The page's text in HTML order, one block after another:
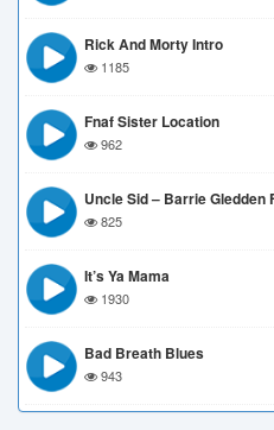
Rick And Morty Intro
1185
Fnaf Sister Location
962
Uncle Sid – Barrie Gledden
825
It’s Ya Mama
1930
Bad Breath Blues
943